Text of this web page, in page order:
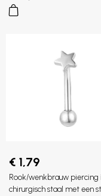
€ 1,79
Rook/wenkbrauw piercing
chirurgisch staal met een